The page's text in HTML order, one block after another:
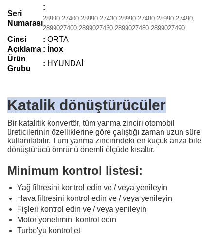
Seri
Numarası
:
28990-27400 28990-27430 28990-27480 28990-27490,
2899027400 2899027430 2899027480 2899027490
Cinsi : ORTA
Açıklama : İnox
Ürün
Grubu
: HYUNDAİ
Katalik dönüştürücüler
Bir katalitik konvertör, tüm yanma zinciri otomobil
üreticilerinin özelliklerine göre çalıştığı zaman uzun süre
kullanılabilir. Tüm yanma zincirindeki en küçük arıza bile
dönüştürücü ömrünü önemli ölçüde kısaltır.
Minimum kontrol listesi:
Yağ filtresini kontrol edin ve / veya yenileyin
Hava filtresini kontrol edin ve / veya yenileyin
Fişleri kontrol edin ve / veya yenileyin
Motor yönetimini kontrol edin
Turbo'yu kontrol et